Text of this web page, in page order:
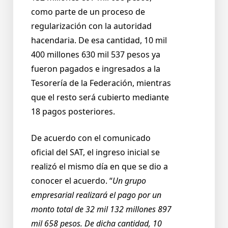
como parte de un proceso de
regularización con la autoridad
hacendaria. De esa cantidad, 10 mil
400 millones 630 mil 537 pesos ya
fueron pagados e ingresados a la
Tesorería de la Federación, mientras
que el resto será cubierto mediante
18 pagos posteriores.
De acuerdo con el comunicado
oficial del SAT, el ingreso inicial se
realizó el mismo día en que se dio a
conocer el acuerdo. “Un grupo
empresarial realizará el pago por un
monto total de 32 mil 132 millones 897
mil 658 pesos. De dicha cantidad, 10